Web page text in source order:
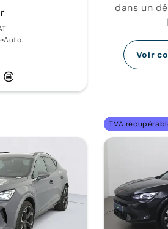
•Auto.
dans un
Voir
TVA